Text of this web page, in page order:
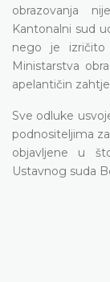
obrazovanja
Kantonalni sud
nego je izričito
Ministarstva
apelantičin
Sve odluke
podnositeljima
objavljene u
Ustavnog suda